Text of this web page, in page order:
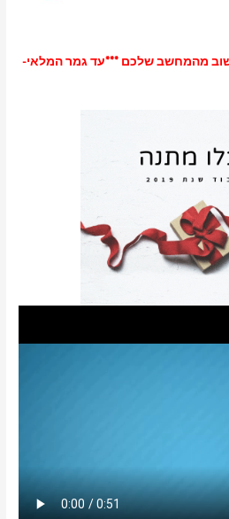
חשוב מהמחשב שלכם ***עד גמר המלאי-